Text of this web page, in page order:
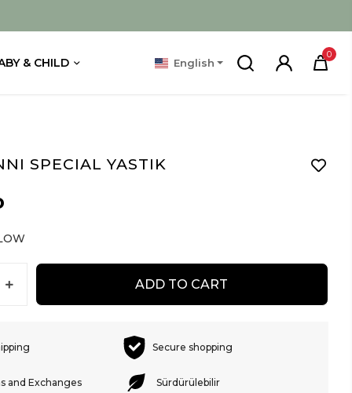
& CHILD English
0
SPECIAL YASTIK
ADD TO CART
Secure shopping
and Exchanges Sürdürülebilir